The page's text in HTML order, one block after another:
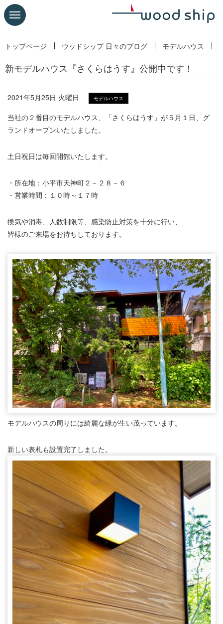
トップページ ウッドシップ 日々のブログ モデルハウス
新モデルハウス『さくらはうす』公開中です！
2021年5月25日 火曜日 モデルハウス
当社の２番目のモデルハウス、「さくらはうす」が５月１日、グ
ランドオープンいたしました。
土日祝日は毎回開館いたします。
・所在地：小平市天神町２－２８－６
・営業時間：１０時～１７時
換気や消毒、人数制限等、感染防止対策を十分に行い、
皆様のご来場をお待ちしております。
モデルハウスの周りには綺麗な緑が生い茂っています。
新しい表札も設置完了しました。